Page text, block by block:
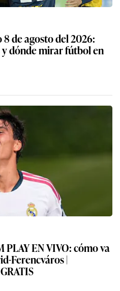
de agosto del 2026:
dónde mirar fútbol en
PLAY EN VIVO: cómo va
Ferencváros |